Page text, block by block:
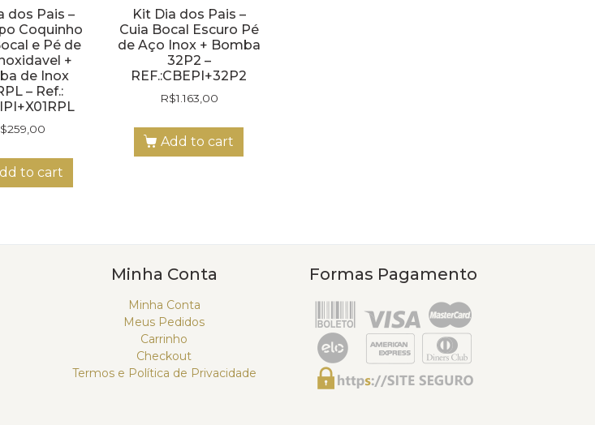
dos Pais –
Coquinho
e Pé de
+
de Inox
– Ref.:
259,00
to cart
Kit Dia dos Pais –
Cuia Bocal Escuro Pé
de Aço Inox + Bomba
32P2 –
REF.:CBEPI+32P2
R$1.163,00
Add to cart
Minha Conta
Minha Conta
Meus Pedidos
Carrinho
Checkout
Termos e Política de Privacidade
Formas Pagamento